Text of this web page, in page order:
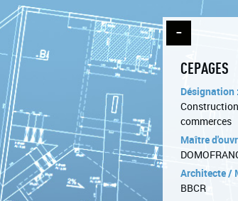
CEPAGES
Désignation :
commerces
Maître
Architecte /
BBCR